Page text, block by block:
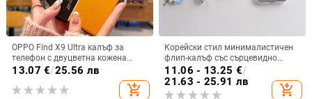
OPPO Find X9 Ultra калъф за
телефон с двуцветна кожена
текстура и флуоресцентни линии,
13.07 €/25.56 лв
add_shopping_cart
Корейски стил минималистичен
флип-калъф със сърцевидно
огледало за Samsung Galaxy Z
Flip 3/4/5
11.06 - 13.25 €/
21.63 - 25.91 лв
add_shopping_cart